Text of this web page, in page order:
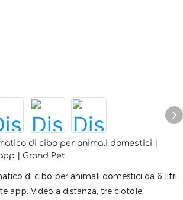
di cibo per animali domestici |
| Grand Pet
di cibo per animali domestici da 6 litri
app. Video a distanza, tre ciotole,